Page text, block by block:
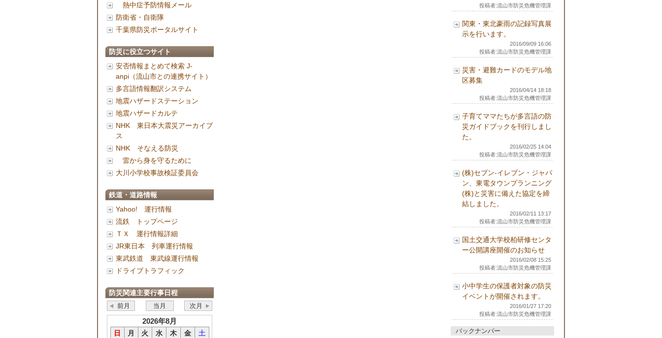
熱中症予防情報メール
防衛省・自衛隊
千葉県防災ポータルサイト
防災に役立つサイト
安否情報まとめて検索 J-
anpi（流山市との連携サイト）
多言語情報翻訳システム
地震ハザードステーション
地震ハザードカルテ
NHK 東日本大震災アーカイブ
ス
NHK そなえる防災
雷から身を守るために
大川小学校事故検証委員会
鉄道・道路情報
Yahoo! 運行情報
流鉄 トップページ
ＴＸ 運行情報詳細
JR東日本 列車運行情報
東武鉄道 東武線運行情報
ドライブトラフィック
防災関連主要行事日程
前月 当月 次月
2026年8月
日 月 火 水 木 金 土
投稿者:流山市防災危機管理課
関東・東北豪雨の記録写真展
示を行います。
2016/09/09 16:06
投稿者:流山市防災危機管理課
災害・避難カードのモデル地
区募集
2016/04/14 18:18
投稿者:流山市防災危機管理課
子育てママたちが多言語の防
災ガイドブックを刊行しまし
た。
2016/02/25 14:04
投稿者:流山市防災危機管理課
(株)セブン-イレブン・ジャパ
ン、東電タウンプランニング
(株)と災害に備えた協定を締
結しました。
2016/02/11 13:17
投稿者:流山市防災危機管理課
国土交通大学校柏研修センタ
ー公開講座開催のお知らせ
2016/02/08 15:25
投稿者:流山市防災危機管理課
小中学生の保護者対象の防災
イベントが開催されます。
2016/01/27 17:20
投稿者:流山市防災危機管理課
バックナンバー